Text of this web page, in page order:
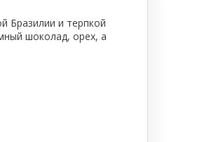
Бразилии и терпкой
шоколад, орех, а